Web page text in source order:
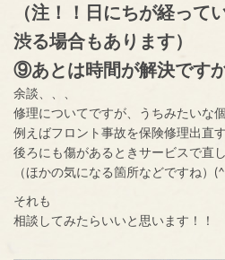
（注！！日にちが経って
渋る場合もあります）
⑨あとは時間が解決です
余談、、、
修理についてですが、うちみたいな
例えばフロント事故を保険修理出直
後ろにも傷があるときサービスで直
（ほかの気になる箇所などですね）
それも
相談してみたらいいと思います！！